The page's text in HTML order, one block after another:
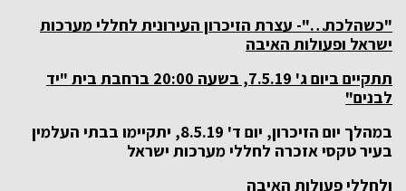
"כשהלכת…"- עצרת הזיכרון העירונית לחללי מערכות
ישראל ופעולות האיבה
תתקיים ביום ג' 7.5.19, בשעה 20:00 ברחבת בית "יד
לבנים"
במהלך יום הזיכרון, יום ד' 8.5.19, יתקיימו בבתי העלמין
בעיר טקסי אזכרה לחללי מערכות ישראל
ולחללי פעולות האיבה